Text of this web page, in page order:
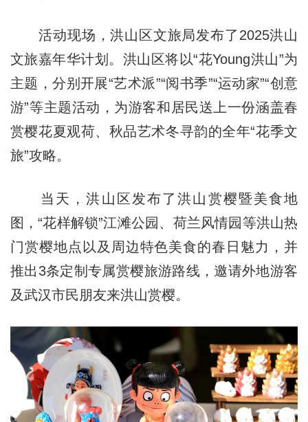
活动现场，洪山区文旅局发布了2025洪山
文旅嘉年华计划。洪山区将以“花Young洪山”为
主题，分别开展“艺术派”“阅书季”“运动家”“创意
游”等主题活动，为游客和居民送上一份涵盖春
赏樱花夏观荷、秋品艺术冬寻韵的全年“花季文
旅”攻略。
当天，洪山区发布了洪山赏樱暨美食地
图，“花样解锁”江滩公园、荷兰风情园等洪山热
门赏樱地点以及周边特色美食的春日魅力，并
推出3条定制专属赏樱旅游路线，邀请外地游客
及武汉市民朋友来洪山赏樱。